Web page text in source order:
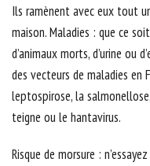
Ils ramènent avec eux tout
maison. Maladies : que ce
d’animaux morts, d’urine ou
des vecteurs de maladies
leptospirose, la
teigne ou le hantavirus.
Risque de morsure :